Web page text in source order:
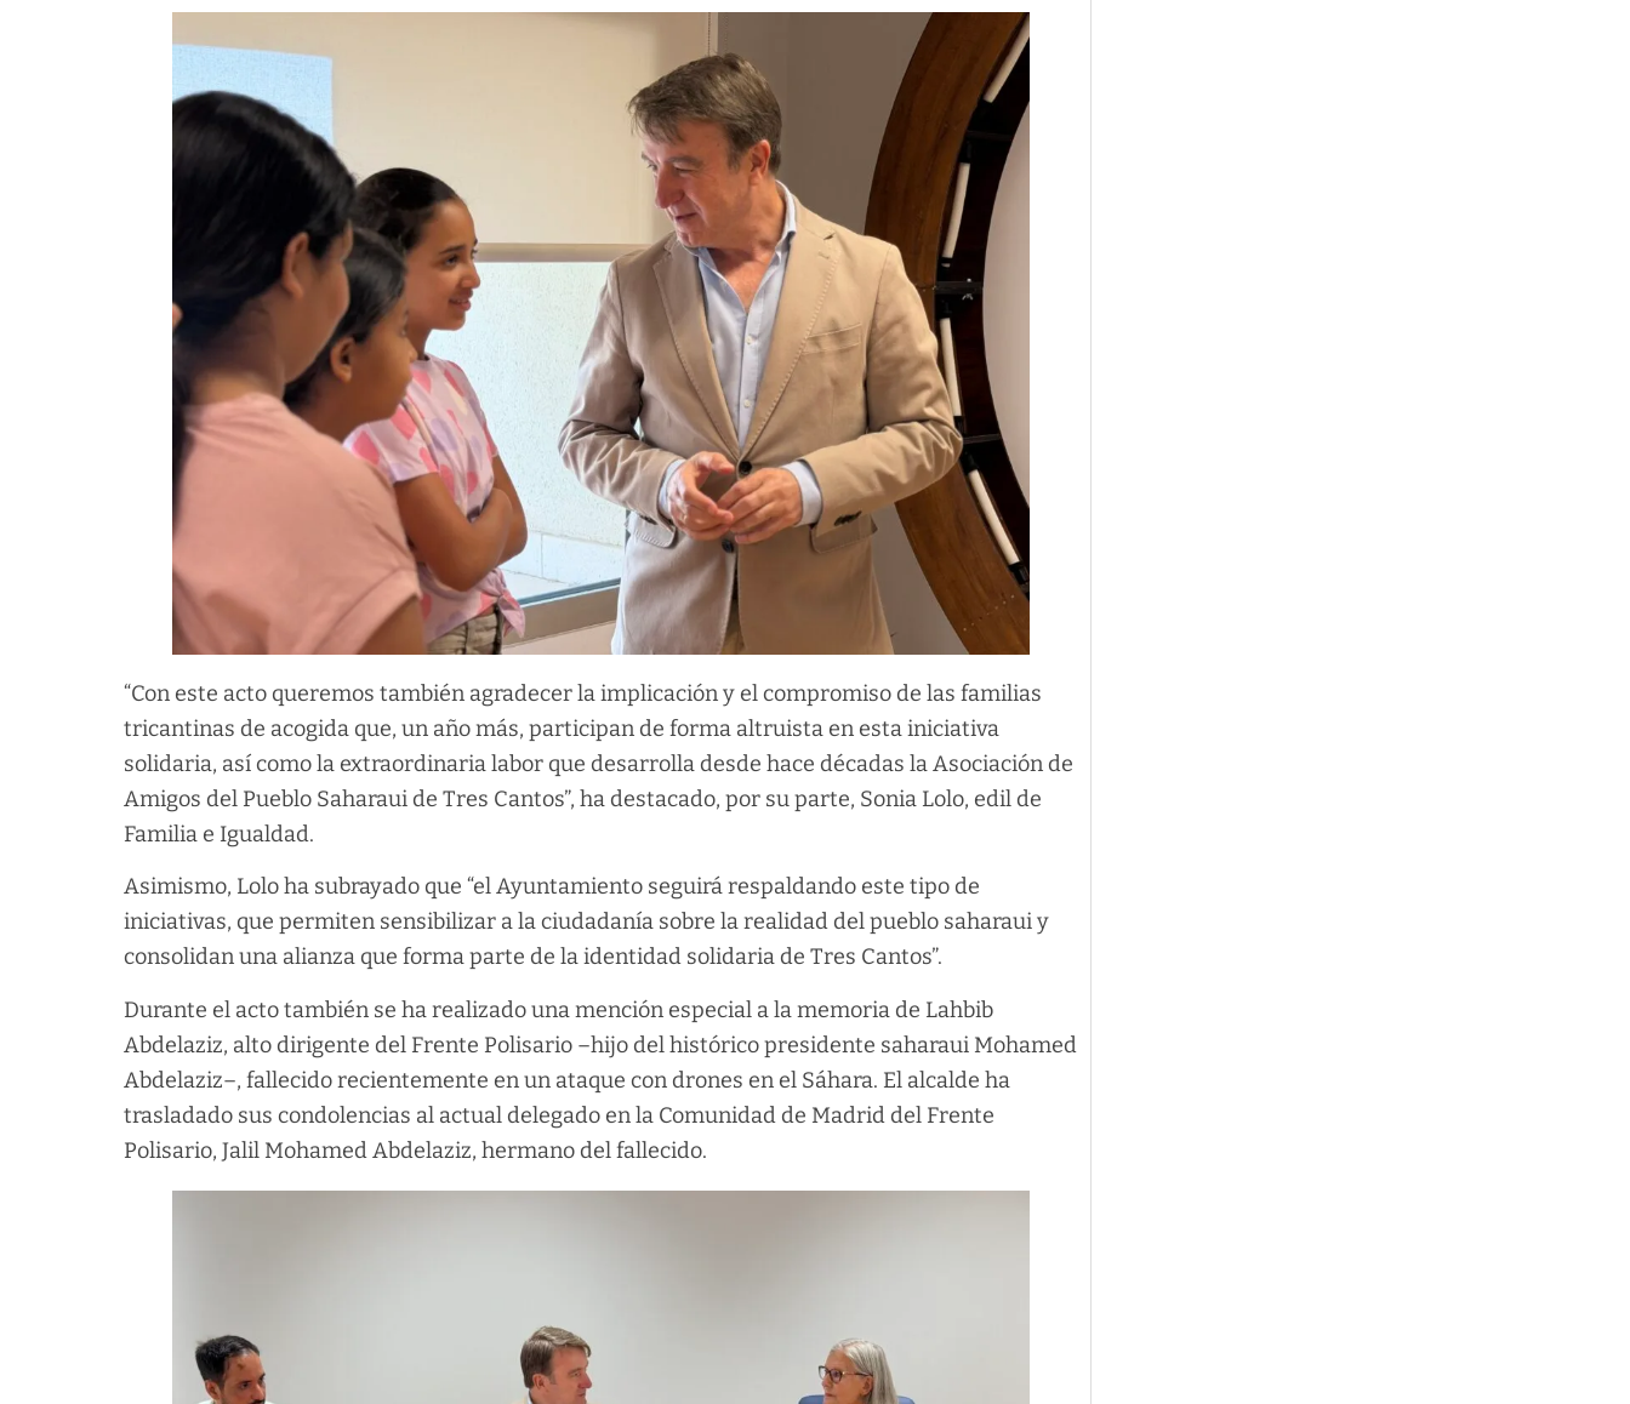
“Con este acto queremos también agradecer la implicación y el compromiso de las familias
tricantinas de acogida que, un año más, participan de forma altruista en esta iniciativa
solidaria, así como la extraordinaria labor que desarrolla desde hace décadas la Asociación de
Amigos del Pueblo Saharaui de Tres Cantos”, ha destacado, por su parte, Sonia Lolo, edil de
Familia e Igualdad.
Asimismo, Lolo ha subrayado que “el Ayuntamiento seguirá respaldando este tipo de
iniciativas, que permiten sensibilizar a la ciudadanía sobre la realidad del pueblo saharaui y
consolidan una alianza que forma parte de la identidad solidaria de Tres Cantos”.
Durante el acto también se ha realizado una mención especial a la memoria de Lahbib
Abdelaziz, alto dirigente del Frente Polisario –hijo del histórico presidente saharaui Mohamed
Abdelaziz–, fallecido recientemente en un ataque con drones en el Sáhara. El alcalde ha
trasladado sus condolencias al actual delegado en la Comunidad de Madrid del Frente
Polisario, Jalil Mohamed Abdelaziz, hermano del fallecido.